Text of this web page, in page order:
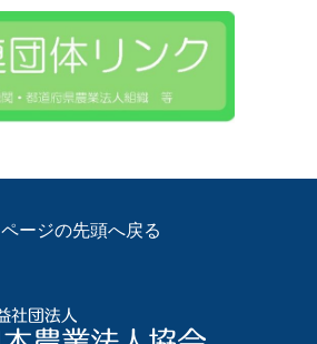
ページの先頭へ戻る